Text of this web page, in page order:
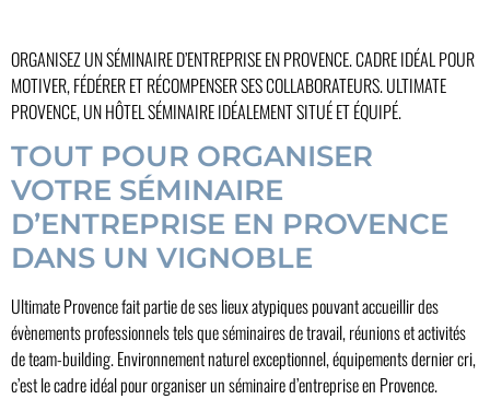
ORGANISEZ UN SÉMINAIRE D’ENTREPRISE EN PROVENCE. CADRE IDÉAL POUR
MOTIVER, FÉDÉRER ET RÉCOMPENSER SES COLLABORATEURS. ULTIMATE
PROVENCE, UN HÔTEL SÉMINAIRE IDÉALEMENT SITUÉ ET ÉQUIPÉ.
TOUT POUR ORGANISER
VOTRE SÉMINAIRE
D’ENTREPRISE EN PROVENCE
DANS UN VIGNOBLE
Ultimate Provence fait partie de ses lieux atypiques pouvant accueillir des
évènements professionnels tels que séminaires de travail, réunions et activités
de team-building. Environnement naturel exceptionnel, équipements dernier cri,
c’est le cadre idéal pour organiser un séminaire d’entreprise en Provence.